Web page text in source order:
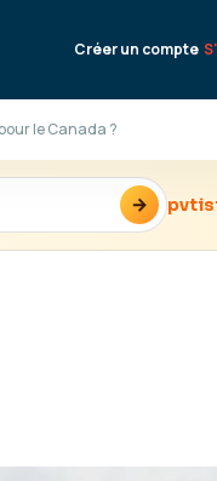
Créer un compte
le Canada ?
→